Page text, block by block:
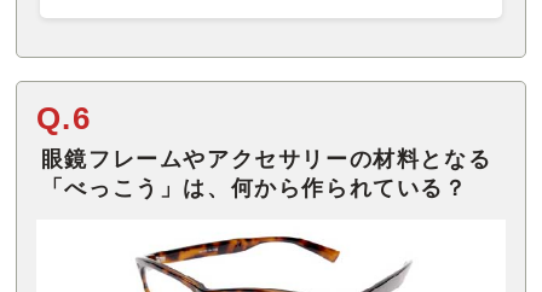
Q.6
眼鏡フレームやアクセサリーの材料となる
「べっこう」は、何から作られている？